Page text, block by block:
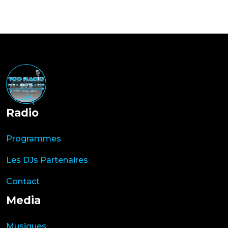
Radio
Programmes
Les DJs Partenaires
Contact
Media